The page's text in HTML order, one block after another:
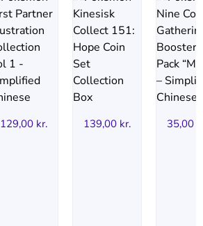
129,00 kr. 139,00 kr. 35,00